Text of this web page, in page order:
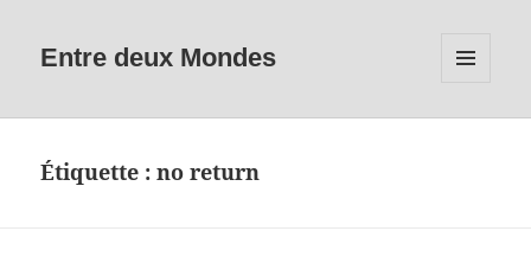
Entre deux Mondes
WIDGETS
Étiquette :no return